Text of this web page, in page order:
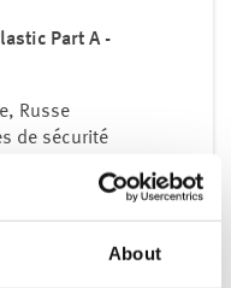
About
Part A -
Russe
de sécurité